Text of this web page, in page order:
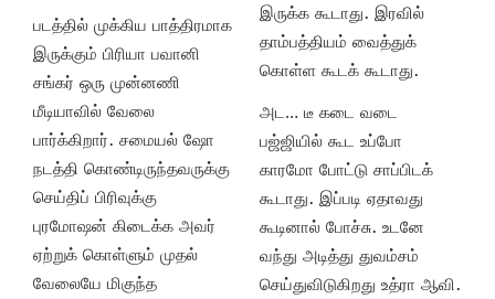
படத்தில் முக்கிய பாத்திரமாக
இருக்கும் பிரியா பவானி
சங்கர் ஒரு முன்னணி
மீடியாவில் வேலை
பார்க்கிறார். சமையல் ஷோ
நடத்தி கொண்டிருந்தவருக்கு
செய்திப் பிரிவுக்கு
புரமோஷன் கிடைக்க அவர்
ஏற்றுக் கொள்ளும் முதல்
வேலையே மிகுந்த
இருக்க கூடாது. இரவில்
தாம்பத்தியம் வைத்துக்
கொள்ள கூடக் கூடாது.
அட… டீ கடை வடை
பஜ்ஜியில் கூட உப்போ
காரமோ போட்டு சாப்பிடக்
கூடாது. இப்படி ஏதாவது
கூடினால் போச்சு. உடனே
வந்து அடித்து துவம்சம்
செய்துவிடுகிறது உத்ரா ஆவி.